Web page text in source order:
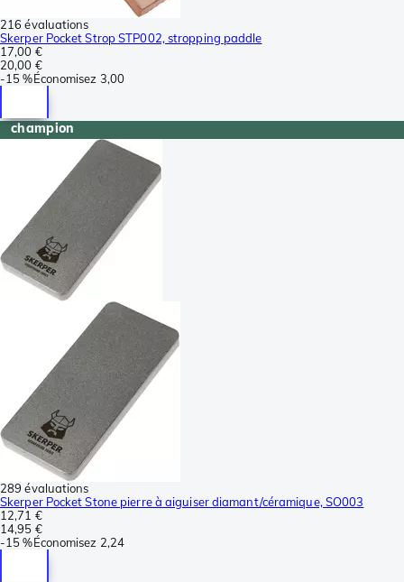
216 évaluations
Skerper Pocket Strop STP002, stropping paddle
17,00 €
20,00 €
-15 %Économisez 3,00
champion
289 évaluations
Skerper Pocket Stone pierre à aiguiser diamant/céramique, SO003
12,71 €
14,95 €
-15 %Économisez 2,24